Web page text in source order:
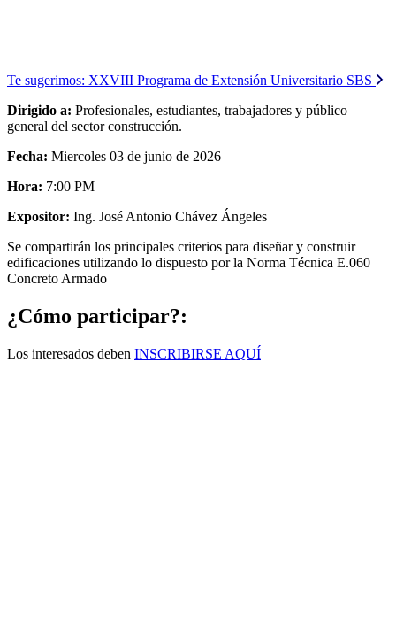
Te sugerimos: XXVIII Programa de Extensión Universitario SBS
Dirigido a: Profesionales, estudiantes, trabajadores y público
general del sector construcción.
Fecha: Miercoles 03 de junio de 2026
Hora: 7:00 PM
Expositor: Ing. José Antonio Chávez Ángeles
Se compartirán los principales criterios para diseñar y construir
edificaciones utilizando lo dispuesto por la Norma Técnica E.060
Concreto Armado
¿Cómo participar?:
Los interesados deben INSCRIBIRSE AQUÍ